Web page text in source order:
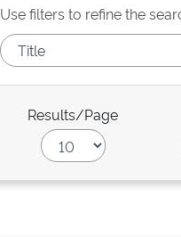
Use filters to refine the
Results/Page